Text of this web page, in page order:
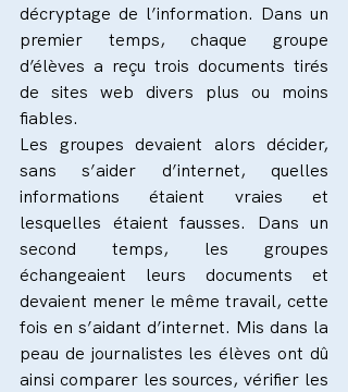
décryptage de l’information. Dans un
premier temps, chaque groupe
d’élèves a reçu trois documents tirés
de sites web divers plus ou moins
fiables.
Les groupes devaient alors décider,
sans s’aider d’internet, quelles
informations étaient vraies et
lesquelles étaient fausses. Dans un
second temps, les groupes
échangeaient leurs documents et
devaient mener le même travail, cette
fois en s’aidant d’internet. Mis dans la
peau de journalistes les élèves ont dû
ainsi comparer les sources, vérifier les